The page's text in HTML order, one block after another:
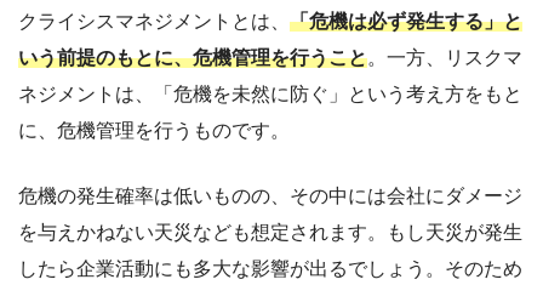
クライシスマネジメントとは、 「危機は必ず発生する」と
いう前提のもとに、危機管理を行うこと。一方、リスクマ
ネジメントは、「危機を未然に防ぐ」という考え方をもと
に、危機管理を行うものです。
危機の発生確率は低いものの、その中には会社にダメージ
を与えかねない天災なども想定されます。もし天災が発生
したら企業活動にも多大な影響が出るでしょう。そのため